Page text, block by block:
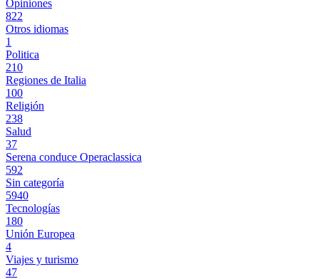
Opiniones
822
Otros idiomas
1
Politica
210
Regiones de Italia
100
Religión
238
Salud
37
Serena conduce Operaclassica
592
Sin categoría
5940
Tecnologías
180
Unión Europea
4
Viajes y turismo
47